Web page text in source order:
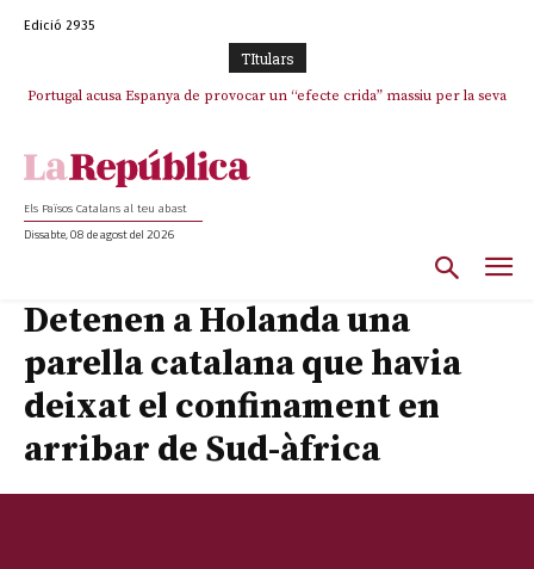
Edició 2935
TItulars
Portugal acusa Espanya de provocar un “efecte crida” massiu per la seva
El col·lapse de l’operació de Marc Puigtió a Girona: desbandada de
Els Països Catalans al teu abast
Dissabte, 08 de agost del 2026
Detenen a Holanda una
parella catalana que havia
deixat el confinament en
arribar de Sud-àfrica